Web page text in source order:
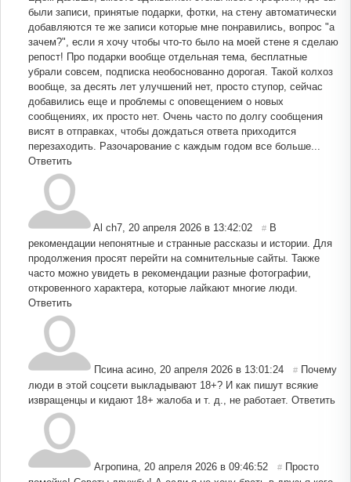
были записи, принятые подарки, фотки, на стену автоматически
добавляются те же записи которые мне понравились, вопрос "а
зачем?", если я хочу чтобы что-то было на моей стене я сделаю
репост! Про подарки вообще отдельная тема, бесплатные
убрали совсем, подписка необоснованно дорогая. Такой колхоз
вообще, за десять лет улучшений нет, просто ступор, сейчас
добавились еще и проблемы с оповещением о новых
сообщениях, их просто нет. Очень часто по долгу сообщения
висят в отправках, чтобы дождаться ответа приходится
перезаходить. Разочарование с каждым годом все больше...
Ответить
Al ch7 20 апреля 2026 в 13:42:02 # В
рекомендации непонятные и странные рассказы и истории. Для
продолжения просят перейти на сомнительные сайты. Также
часто можно увидеть в рекомендации разные фотографии,
откровенного характера, которые лайкают многие люди.
Ответить
Псина асино 20 апреля 2026 в 13:01:24 # Почему
люди в этой соцсети выкладывают 18+? И как пишут всякие
извращенцы и кидают 18+ жалоба и т. д., не работает. Ответить
Агропина 20 апреля 2026 в 09:46:52 # Просто